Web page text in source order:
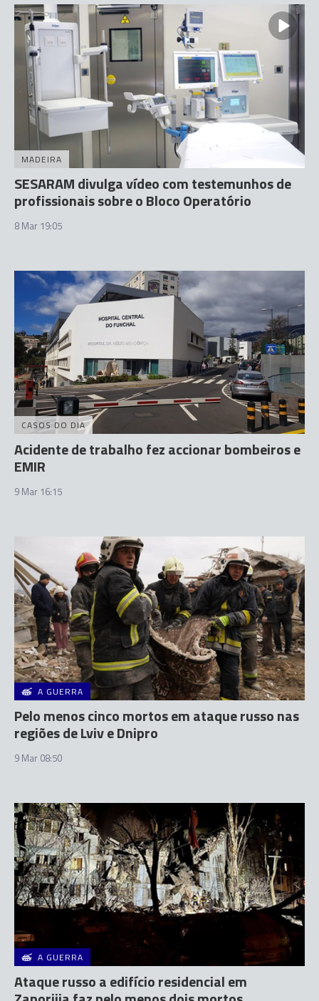
MADEIRA
SESARAM divulga vídeo com testemunhos de
profissionais sobre o Bloco Operatório
8 Mar 19:05
CASOS DO DIA
Acidente de trabalho fez accionar bombeiros e
EMIR
9 Mar 16:15
A GUERRA
Pelo menos cinco mortos em ataque russo nas
regiões de Lviv e Dnipro
9 Mar 08:50
A GUERRA
Ataque russo a edifício residencial em